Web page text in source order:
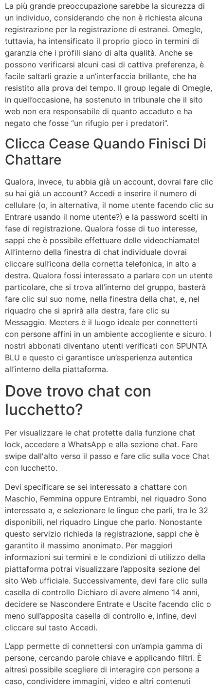
La più grande preoccupazione sarebbe la sicurezza di
un individuo, considerando che non è richiesta alcuna
registrazione per la registrazione di estranei. Omegle,
tuttavia, ha intensificato il proprio gioco in termini di
garanzia che i profili siano di alta qualità. Anche se
possono verificarsi alcuni casi di cattiva preferenza, è
facile saltarli grazie a un’interfaccia brillante, che ha
resistito alla prova del tempo. Il group legale di Omegle,
in quell’occasione, ha sostenuto in tribunale che il sito
web non era responsabile di quanto accaduto e ha
negato che fosse “un rifugio per i predatori”.
Clicca Cease Quando Finisci Di
Chattare
Qualora, invece, tu abbia già un account, dovrai fare clic
su hai già un account? Accedi e inserire il numero di
cellulare (o, in alternativa, il nome utente facendo clic su
Entrare usando il nome utente?) e la password scelti in
fase di registrazione. Qualora fosse di tuo interesse,
sappi che è possibile effettuare delle videochiamate!
All’interno della finestra di chat individuale dovrai
cliccare sull’icona della cornetta telefonica, in alto a
destra. Qualora fossi interessato a parlare con un utente
particolare, che si trova all’interno del gruppo, basterà
fare clic sul suo nome, nella finestra della chat, e, nel
riquadro che si aprirà alla destra, fare clic su
Messaggio. Meeters è il luogo ideale per connetterti
con persone affini in un ambiente accogliente e sicuro. I
nostri abbonati diventano utenti verificati con SPUNTA
BLU e questo ci garantisce un’esperienza autentica
all’interno della piattaforma.
Dove trovo chat con
lucchetto?
Per visualizzare le chat protette dalla funzione chat
lock, accedere a WhatsApp e alla sezione chat. Fare
swipe dall'alto verso il passo e fare clic sulla voce Chat
con lucchetto.
Devi specificare se sei interessato a chattare con
Maschio, Femmina oppure Entrambi, nel riquadro Sono
interessato a, e selezionare le lingue che parli, tra le 32
disponibili, nel riquadro Lingue che parlo. Nonostante
questo servizio richieda la registrazione, sappi che è
garantito il massimo anonimato. Per maggiori
informazioni sui termini e le condizioni di utilizzo della
piattaforma potrai visualizzare l’apposita sezione del
sito Web ufficiale. Successivamente, devi fare clic sulla
casella di controllo Dichiaro di avere almeno 14 anni,
decidere se Nascondere Entrate e Uscite facendo clic o
meno sull’apposita casella di controllo e, infine, devi
cliccare sul tasto Accedi.
L’app permette di connettersi con un’ampia gamma di
persone, cercando parole chiave e applicando filtri. È
altresì possibile scegliere di interagire con persone a
caso, condividere immagini, video e altri contenuti